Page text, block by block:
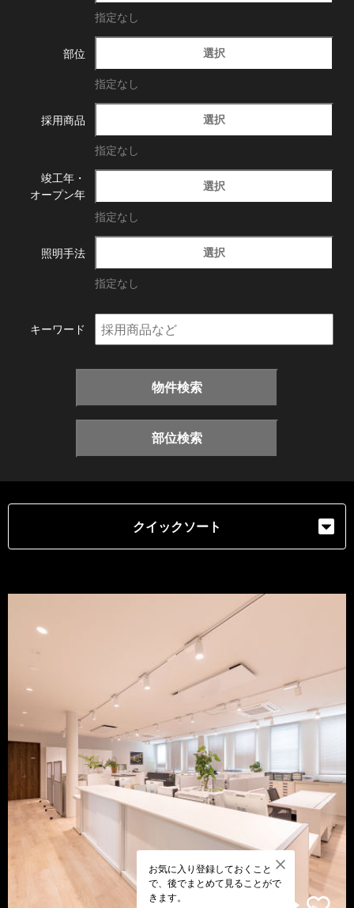
指定なし
部位 選択
指定なし
採用商品 選択
指定なし
竣工年・
オープン年
選択
指定なし
照明手法 選択
指定なし
キーワード
物件検索
部位検索
クイックソート
お気に入り登録しておくこと
で、後でまとめて見ることがで
きます。